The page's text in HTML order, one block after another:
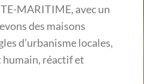
MARITIME, avec un
des maisons
d’urbanisme locales,
réactif et